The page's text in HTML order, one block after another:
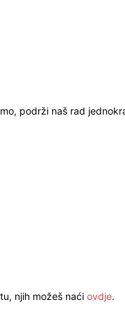
podrži naš rad
njih možeš naći ovdje.